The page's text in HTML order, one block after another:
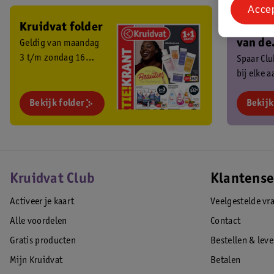
Kruidvat folder
Geldig van maandag
3 t/m zondag 16
Bekijk folder
Ben
van de
Club?
Spaar
bij elke
Kruidvat Club
Activeer je kaart
Alle voordelen
Gratis producten
Mijn Kruidvat
Veelgestelde
Contact
Bestellen &
Betalen